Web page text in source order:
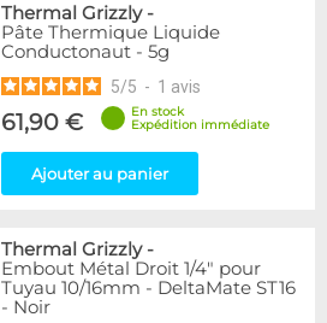
Thermal Grizzly-
Pâte Thermique Liquide
Conductonaut - 5g
5/5 - 1 avis
61,90 €
En stock
Expédition immédiate
Ajouter au panier
Thermal Grizzly-
Embout Métal Droit 1/4" pour
Tuyau 10/16mm - DeltaMate ST16
- Noir